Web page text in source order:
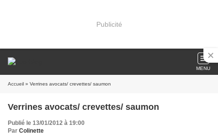
Publicité
MENU
Accueil » Verrines avocats/ crevettes/ saumon
Verrines avocats/ crevettes/ saumon
Publié le 13/01/2012 à 19:00
Par Colinette